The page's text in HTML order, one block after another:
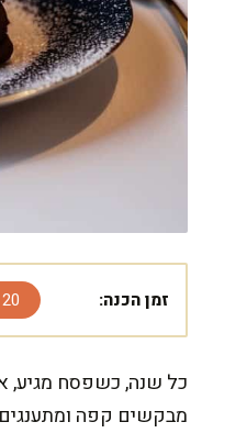
זמן הכנה: 20 דק'
כל שנה, כשפסח מגיע,
מבקשים קפה